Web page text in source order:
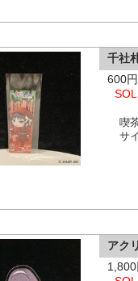
千社
600
喫
サ
アク